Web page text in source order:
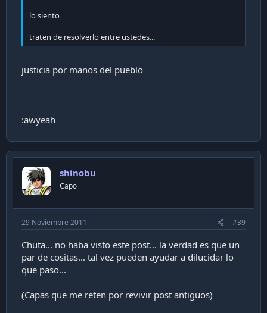
lo siento
traten de resolverlo entre ustedes...
justicia por manos del pueblo
:awyeah
shinobu
Capo
29 Noviembre 2011 #39
Chuta... no haba visto este post... la verdad es que un
par de cositas... tal vez pueden ayudar a dilucidar lo
que paso...
(Capas que me reten por revivir post antiguos)